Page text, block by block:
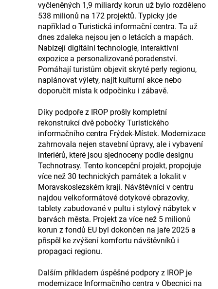
vyčleněných 1,9 miliardy korun už bylo rozděleno
538 milionů na 172 projektů. Typicky jde
například o Turistická informační centra. Ta už
dnes zdaleka nejsou jen o letácích a mapách.
Nabízejí digitální technologie, interaktivní
expozice a personalizované poradenství.
Pomáhají turistům objevit skryté perly regionu,
naplánovat výlety, najít kulturní akce nebo
doporučit místa k odpočinku i zábavě.
Díky podpoře z IROP prošly kompletní
rekonstrukcí dvě pobočky Turistického
informačního centra Frýdek-Místek. Modernizace
zahrnovala nejen stavební úpravy, ale i vybavení
interiérů, které jsou sjednoceny podle designu
Technotrasy. Tento koncepční projekt, propojuje
více než 30 technických památek a lokalit v
Moravskoslezském kraji. Návštěvníci v centru
najdou velkoformátové dotykové obrazovky,
tablety zabudované v pultu i stylový nábytek v
barvách města. Projekt za více než 5 milionů
korun z fondů EU byl dokončen na jaře 2025 a
přispěl ke zvýšení komfortu návštěvníků i
propagaci regionu.
Dalším příkladem úspěšné podpory z IROP je
modernizace Informačního centra v Obecnici na